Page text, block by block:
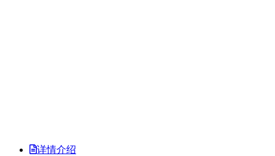
详情介绍